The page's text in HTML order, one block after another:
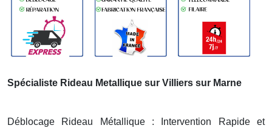
Spécialiste Rideau Metallique sur Villiers sur Marne
Déblocage Rideau Métallique : Intervention Rapide et